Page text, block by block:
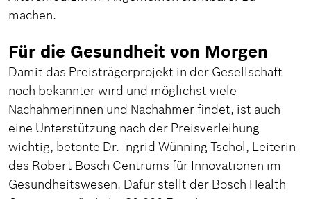
machen.
Für die Gesundheit von Morgen
Damit das Preisträgerprojekt in der Gesellschaft
noch bekannter wird und möglichst viele
Nachahmerinnen und Nachahmer findet, ist auch
eine Unterstützung nach der Preisverleihung
wichtig, betonte Dr. Ingrid Wünning Tschol, Leiterin
des Robert Bosch Centrums für Innovationen im
Gesundheitswesen. Dafür stellt der Bosch Health